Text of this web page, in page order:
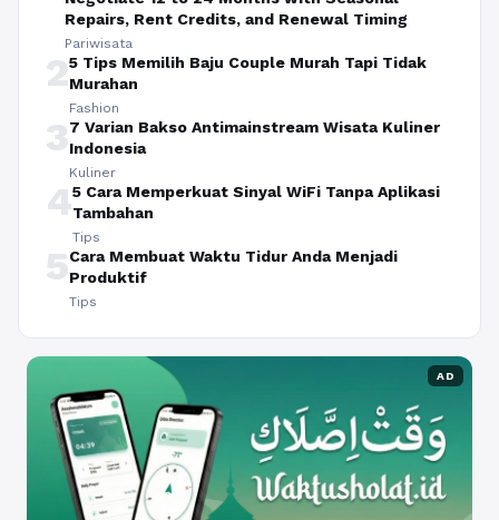
Repairs, Rent Credits, and Renewal Timing
Pariwisata
25 Tips Memilih Baju Couple Murah Tapi Tidak
Murahan
Fashion
37 Varian Bakso Antimainstream Wisata Kuliner
Indonesia
Kuliner
45 Cara Memperkuat Sinyal WiFi Tanpa Aplikasi
Tambahan
Tips
5Cara Membuat Waktu Tidur Anda Menjadi
Produktif
Tips
AD